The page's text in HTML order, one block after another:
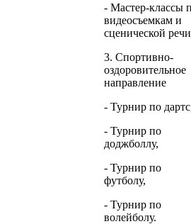
- Мастер-классы
видеосъемкам и
сценической
3. Спортивно-
оздоровительное
направление
- Турнир по
- Турнир по
доджболлу,
- Турнир по
футболу,
- Турнир по
волейболу.